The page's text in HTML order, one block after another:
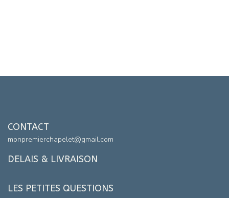
CONTACT
monpremierchapelet@gmail.com
DELAIS & LIVRAISON
LES PETITES QUESTIONS